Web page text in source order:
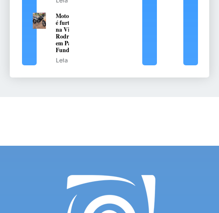
Motocicleta
é furtada
na Vila
Rodrigues,
em Passo
Fundo
Leia mais